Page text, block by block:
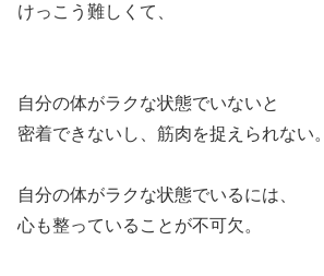
けっこう難しくて、
自分の体がラクな状態でいないと
密着できないし、筋肉を捉えられない。
自分の体がラクな状態でいるには、
心も整っていることが不可欠。